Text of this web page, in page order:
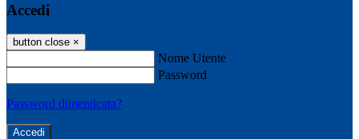
Accedi
button close ×
Nome Utente
Password
Password dimenticata?